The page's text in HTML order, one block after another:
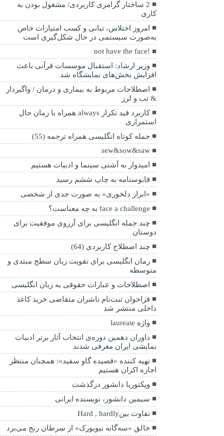
2 ساختار گرامری کاربردی/ مشغول بودن به
کاری
امروز اختلاس، تبانی و کسب امتیازات خاص
به‌صورت سیستمی در حال شکل‌گیری است
!not have the face
وزیر ارشاد: استقبال موسسات قرآنی باعث
افزایش بخش‌های نمایشگاه شد
اصطلاحات مربوط به بیماری و درمان / واگیردار
& تب و لرز
کاربرد قید تکرار always همراه با زمان حال
استمراری
جمله کوتاه انگلیسی همراه ترجمه (55)
sew&sow&saw
امیدوار به آشتی سینما و ادبیات هستیم
قابوسنامه به چاپ ششم رسید
«ابراز دلخوری» به صورت جدی از شخصی
face a challenge به چه معناست؟
چند جمله انگلیسی برای آرزوی موفقیت برای
دوستان
چند اصطلاح کاربردی (64)
رمان‌ انگلیسی برای تقویت زبان سطح مبتدی و
متوسطه
اصطلاحات و عبارات حقوقی به زبان انگلیسی
فراخوان ثبت‌نام ناشران متقاضی خرید کاغذ
داخلی منتشر شد
واژه laureate
داوران دهمین دوره‌ی انتخاب آثار برتر ادبیات
نمایشی ایران معرفی شدند
تهیه کننده «قصیده گاو سفید»: همچنان منتظر
اجازه اکران هستیم
ویکتوریا دانشور درگذشت
سیمین دانشور، نویسنده ایرانی
تفاوت بین‌Hard , hardly
خالق «سه‌گانه نیویورک» از سرطان رنج می‌برد